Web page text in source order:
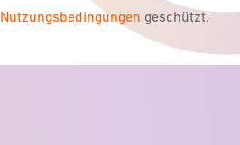
Nutzungsbedingungen geschützt.